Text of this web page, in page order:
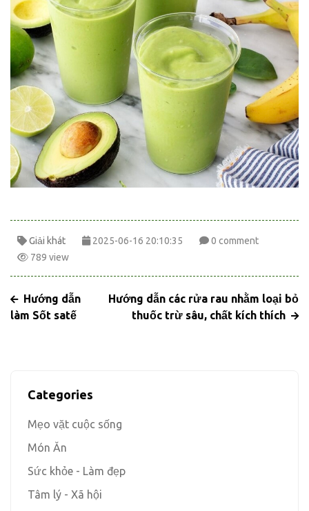
Giải khát 2025-06-16 20:10:35
0 comment
789 view
Hướng dẫn
làm Sốt satế
Hướng dẫn các rửa rau nhằm loại bỏ
thuốc trừ sâu, chất kích thích
Categories
Mẹo vặt cuộc sống
Món Ăn
Sức khỏe - Làm đẹp
Tâm lý - Xã hội